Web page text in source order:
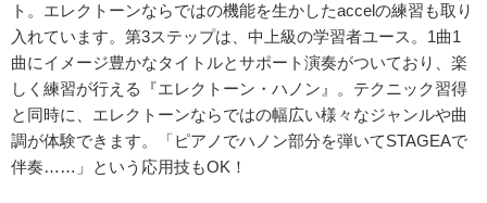
ト。エレクトーンならではの機能を生かしたaccelの練習も取り
入れています。第3ステップは、中上級の学習者ユース。1曲1
曲にイメージ豊かなタイトルとサポート演奏がついており、楽
しく練習が行える『エレクトーン・ハノン』。テクニック習得
と同時に、エレクトーンならではの幅広い様々なジャンルや曲
調が体験できます。「ピアノでハノン部分を弾いてSTAGEAで
伴奏……」という応用技もOK！